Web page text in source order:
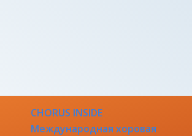
CHORUS INSIDE
Международная хоровая